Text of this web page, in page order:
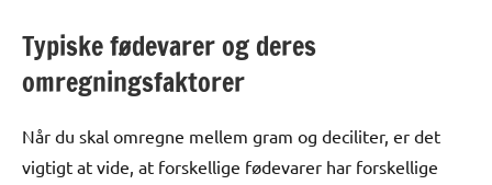
Typiske fødevarer og deres
omregningsfaktorer
Når du skal omregne mellem gram og deciliter, er det
vigtigt at vide, at forskellige fødevarer har forskellige